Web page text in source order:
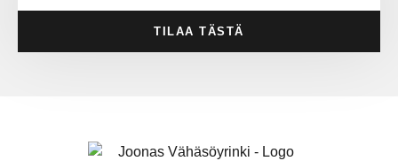
TILAA TÄSTÄ